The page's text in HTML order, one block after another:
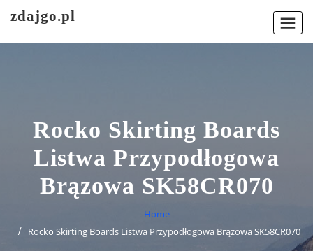
zdajgo.pl
Rocko Skirting Boards
Listwa Przypodłogowa
Brązowa SK58CR070
Home
Rocko Skirting Boards Listwa Przypodłogowa Brązowa SK58CR070